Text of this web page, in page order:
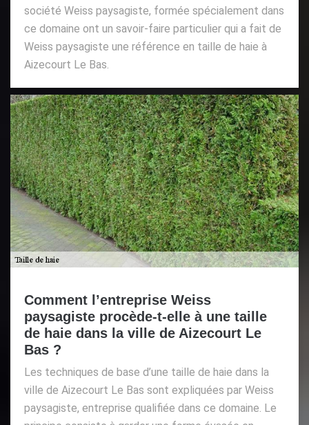
société Weiss paysagiste, formée spécialement dans
ce domaine ont un savoir-faire particulier qui a fait de
Weiss paysagiste une référence en taille de haie à
Aizecourt Le Bas.
Comment l’entreprise Weiss
paysagiste procède-t-elle à une taille
de haie dans la ville de Aizecourt Le
Bas ?
Les techniques de base d’une taille de haie dans la
ville de Aizecourt Le Bas sont expliquées par Weiss
paysagiste, entreprise qualifiée dans ce domaine. Le